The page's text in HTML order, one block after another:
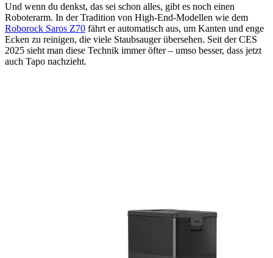
Und wenn du denkst, das sei schon alles, gibt es noch einen
Roboterarm. In der Tradition von High-End-Modellen wie dem
Roborock Saros Z70 fährt er automatisch aus, um Kanten und enge
Ecken zu reinigen, die viele Staubsauger übersehen. Seit der CES
2025 sieht man diese Technik immer öfter – umso besser, dass jetzt
auch Tapo nachzieht.